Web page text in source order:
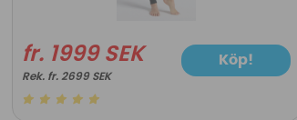
fr. 1999 SEK
fr. 2699 SEK
Köp!